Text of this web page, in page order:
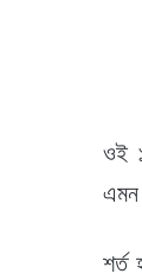
ওই
এমন
শর্ত